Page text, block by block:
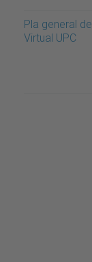
Pla general
Virtual UPC